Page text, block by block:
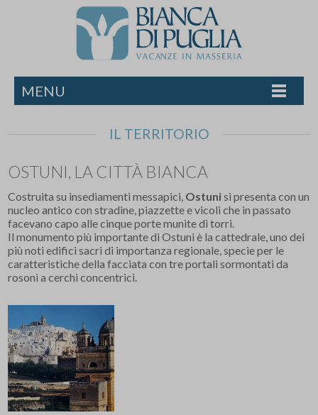
MENU
IL TERRITORIO
OSTUNI, LA CITTÀ BIANCA
Costruita su insediamenti messapici, Ostunisi presenta con un
nucleo antico con stradine, piazzette e vicoli che in passato
facevano capo alle cinque porte munite di torri.
Il monumento più importante di Ostuni è la cattedrale, uno dei
più noti edifici sacri di importanza regionale, specie per le
caratteristiche della facciata con tre portali sormontati da
rosoni a cerchi concentrici.